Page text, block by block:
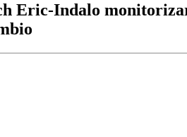
Eric-Indalo